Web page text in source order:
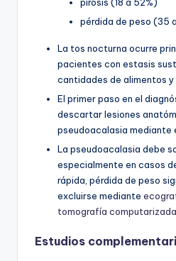
pérdida de peso (35 a
La tos nocturna ocurre
pacientes con estasis
cantidades de alimentos y
El primer paso en el
descartar lesiones
pseudoacalasia mediante
La pseudoacalasia debe
especialmente en casos
rápida, pérdida de peso
excluirse mediante
tomografía computarizada
Estudios